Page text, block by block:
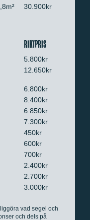
30.900kr
RIKTPRIS
5.800kr
12.650kr
6.800kr
8.400kr
6.850kr
7.300kr
450kr
600kr
700kr
2.400kr
2.700kr
3.000kr
vad segel och
och dels på